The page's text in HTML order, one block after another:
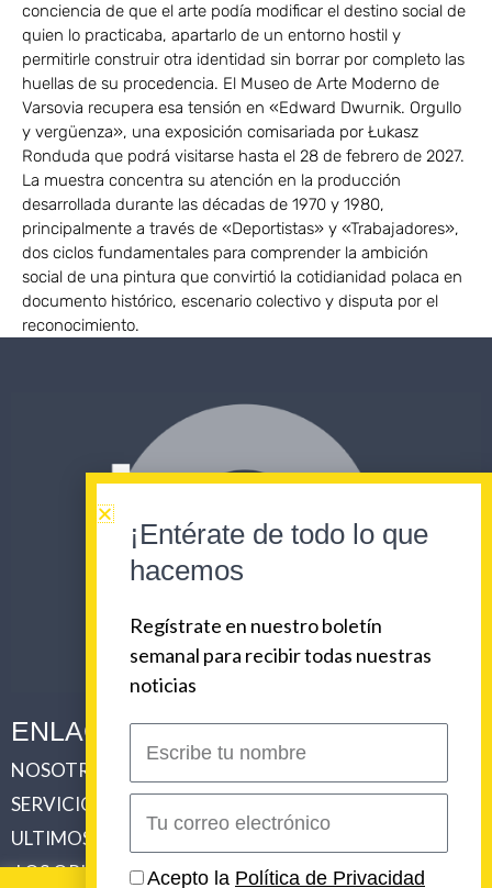
conciencia de que el arte podía modificar el destino social de
quien lo practicaba, apartarlo de un entorno hostil y
permitirle construir otra identidad sin borrar por completo las
huellas de su procedencia. El Museo de Arte Moderno de
Varsovia recupera esa tensión en «Edward Dwurnik. Orgullo
y vergüenza», una exposición comisariada por Łukasz
Ronduda que podrá visitarse hasta el 28 de febrero de 2027.
La muestra concentra su atención en la producción
desarrollada durante las décadas de 1970 y 1980,
principalmente a través de «Deportistas» y «Trabajadores»,
dos ciclos fundamentales para comprender la ambición
social de una pintura que convirtió la cotidianidad polaca en
documento histórico, escenario colectivo y disputa por el
reconocimiento.
ENLACES CORPORATIVOS
NOSOTROS
SERVICIOS
ULTIMOS TRABAJOS
LOS ORIGENES DE URBAN BEAT
CONTACTO
¡Entérate de todo lo que
hacemos
Regístrate en nuestro boletín
semanal para recibir todas nuestras
noticias
nombre
electrónico
Acepto la Política de Privacidad